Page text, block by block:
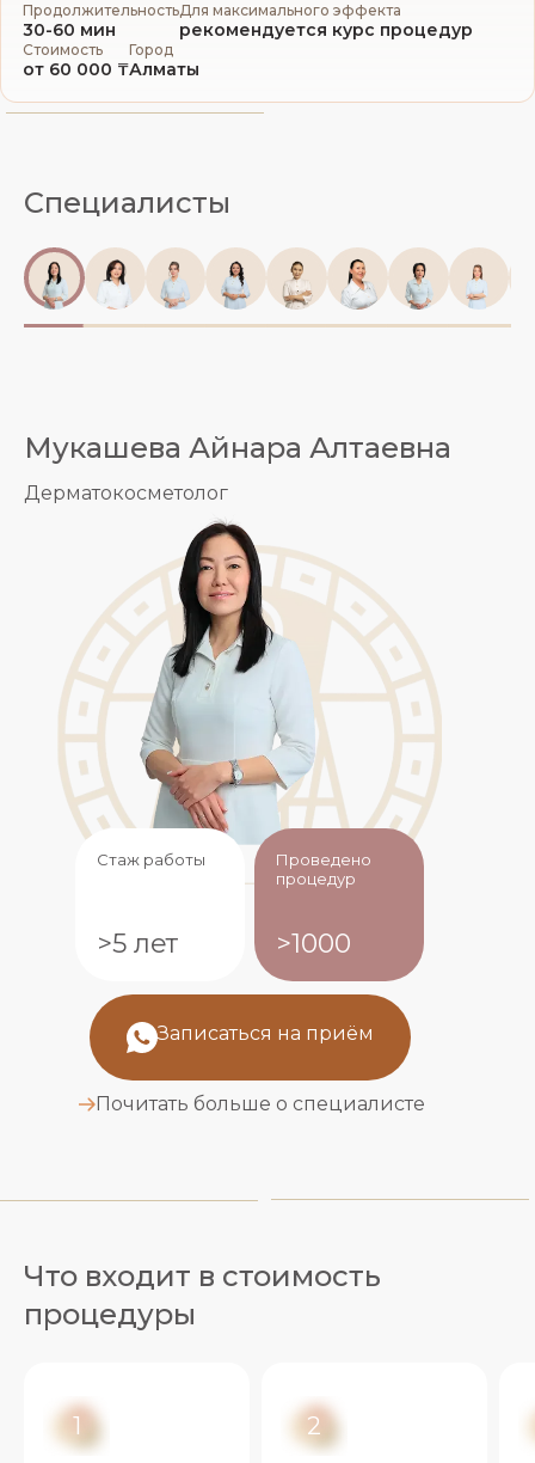
Продолжительность
30-60 мин
Для максимального эффекта
рекомендуется курс процедур
Стоимость
от 60 000 ₸
Город
Алматы
Специалисты
Мукашева Айнара Алтаевна
Дерматокосметолог
Стаж работы
>5 лет
Проведено
процедур
>1000
Записаться на приём
Почитать больше о специалисте
Что входит в стоимость
процедуры
1 2